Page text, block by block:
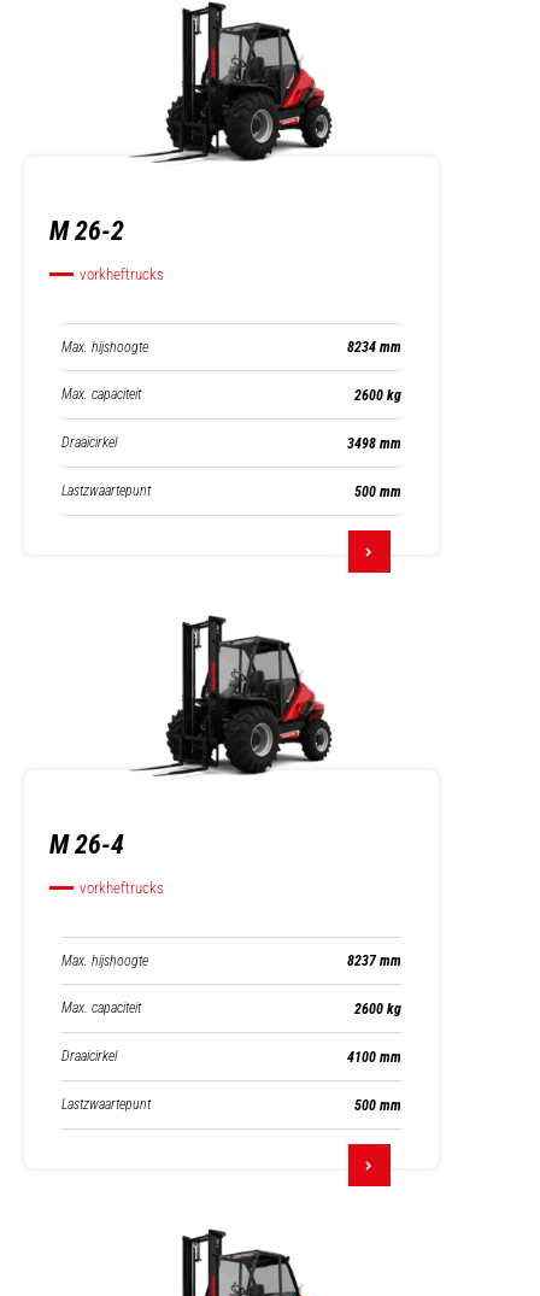
M 26-2
vorkheftrucks
Max. hijshoogte 8234 mm
Max. capaciteit 2600 kg
Draaicirkel 3498 mm
Lastzwaartepunt 500 mm
M 26-4
vorkheftrucks
Max. hijshoogte 8237 mm
Max. capaciteit 2600 kg
Draaicirkel 4100 mm
Lastzwaartepunt 500 mm